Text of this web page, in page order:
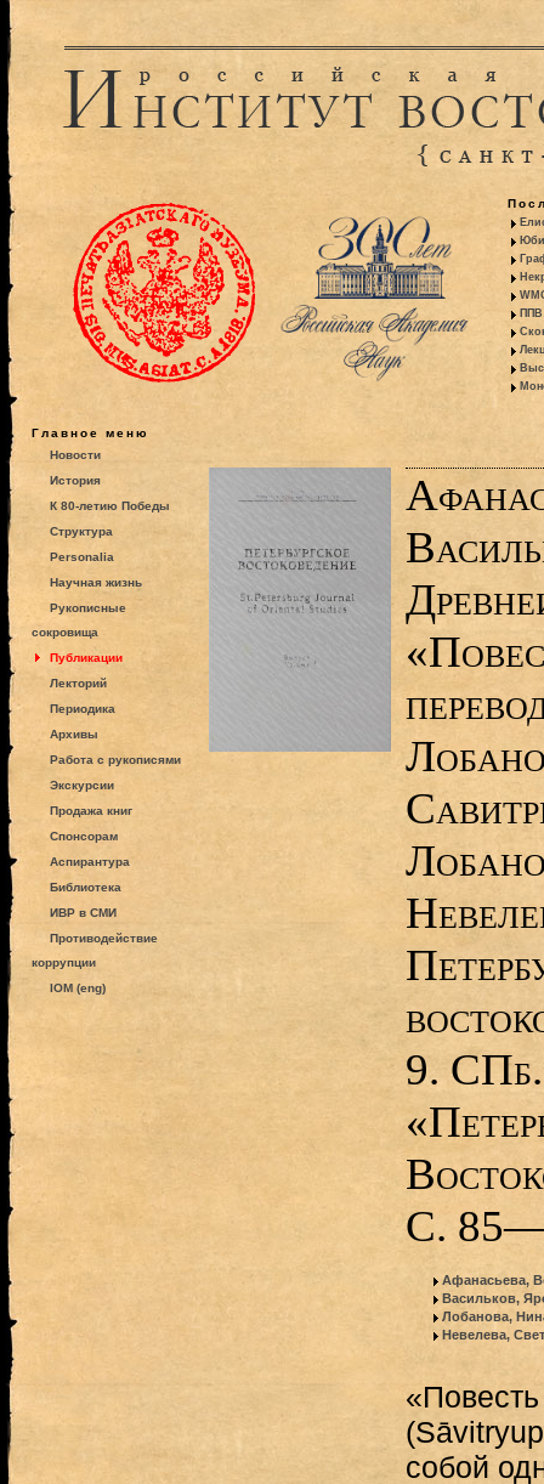
ППВ
Главное меню
Новости
История
К 80-летию Победы
Структура
Personalia
Научная жизнь
Рукописные
сокровища
Публикации
Лекторий
Периодика
Архивы
Работа с рукописями
Экскурсии
Продажа книг
Спонсорам
Аспирантура
Библиотека
ИВР в СМИ
Противодействие
коррупции
IOM (eng)
9.
С.
Афанасьева,
Васильков,
Лобанова,
Невелева,
собой